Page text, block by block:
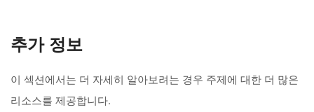
추가 정보
이 섹션에서는 더 자세히 알아보려는 경우 주제에 대한 더 많은
리소스를 제공합니다.